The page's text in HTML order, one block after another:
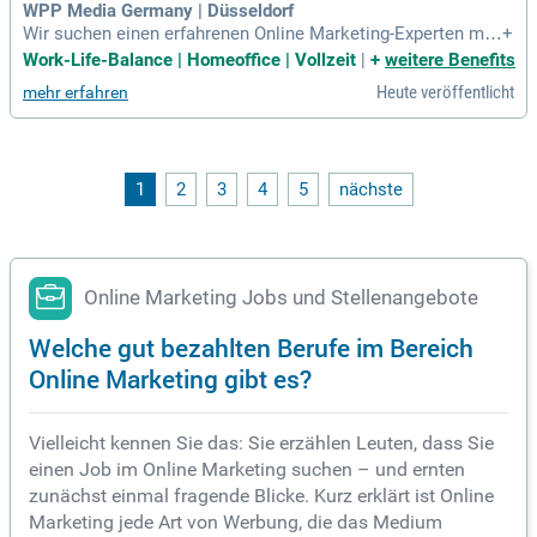
aktiv mit!
WPP Media Germany | Düsseldorf
Wir suchen einen erfahrenen Online Marketing-Experten mit
Schwerpunkt auf Campaign Management und Programmatic
Ps wie Google DV360. Du kommunizierst professionell und
kundenorientiert, um Lösungen effektiv zu präsentieren. Seh
tsch und Englisch fließend und bist ein proaktiver Teamplay
er. Wenn du dich angesprochen fühlst, ermutigen wir dich zu
+
Work-Life-Balance | Homeoffice | Vollzeit
+ weitere Benefits
mehr erfahren Heute veröffentlicht
1 2 3 4 5 nächste
Online Marketing Jobs und Stellenangebote
Welche gut bezahlten Berufe im Bereich
Online Marketing gibt es?
Vielleicht kennen Sie das: Sie erzählen Leuten, dass Sie
einen Job im Online Marketing suchen – und ernten
zunächst einmal fragende Blicke. Kurz erklärt ist Online
Marketing jede Art von Werbung, die das Medium